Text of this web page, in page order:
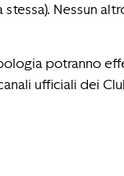
Nessun
potranno
ufficiali dei